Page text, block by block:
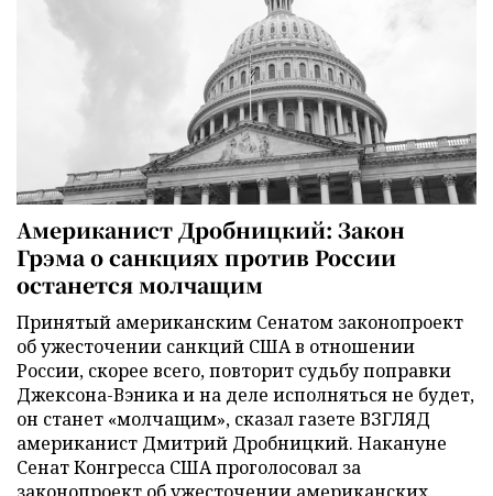
Американист Дробницкий: Закон
Грэма о санкциях против России
останется молчащим
Принятый американским Сенатом законопроект
об ужесточении санкций США в отношении
России, скорее всего, повторит судьбу поправки
Джексона-Вэника и на деле исполняться не будет,
он станет «молчащим», сказал газете ВЗГЛЯД
американист Дмитрий Дробницкий. Накануне
Сенат Конгресса США проголосовал за
законопроект об ужесточении американских